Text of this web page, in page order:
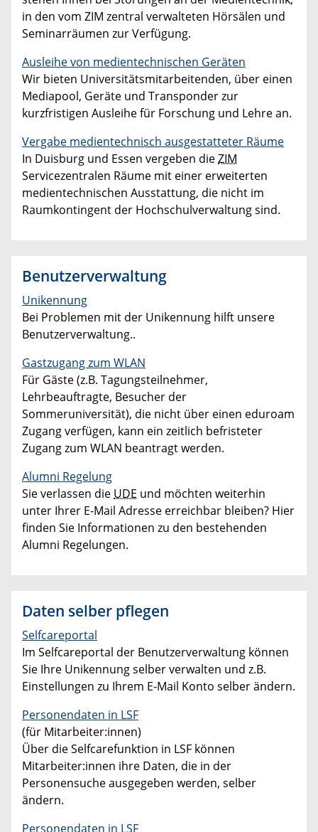
in den vom ZIM zentral verwalteten Hörsälen und
Seminarräumen zur Verfügung.
Ausleihe von medientechnischen Geräten
Wir bieten Universitätsmitarbeitenden, über einen
Mediapool, Geräte und Transponder zur
kurzfristigen Ausleihe für Forschung und Lehre an.
Vergabe medientechnisch ausgestatteter Räume
In Duisburg und Essen vergeben dieZIM
Servicezentralen Räume mit einer erweiterten
medientechnischen Ausstattung, die nicht im
Raumkontingent der Hochschulverwaltung sind.
Benutzerverwaltung
Unikennung
Bei Problemen mit der Unikennung hilft unsere
Benutzerverwaltung..
Gastzugang zum WLAN
Für Gäste (z.B. Tagungsteilnehmer,
Lehrbeauftragte, Besucher der
Sommeruniversität), die nicht über einen eduroam
Zugang verfügen, kann ein zeitlich befristeter
Zugang zum WLAN beantragt werden.
Alumni Regelung
Sie verlassen die UDE und möchten weiterhin
unter Ihrer E-Mail Adresse erreichbar bleiben? Hier
finden Sie Informationen zu den bestehenden
Alumni Regelungen.
Daten selber pflegen
Selfcareportal
Im Selfcareportal der Benutzerverwaltung können
Sie Ihre Unikennung selber verwalten und z.B.
Einstellungen zu Ihrem E-Mail Konto selber ändern.
Personendaten in LSF
(für Mitarbeiter:innen)
Über die Selfcarefunktion in LSF können
Mitarbeiter:innen ihre Daten, die in der
Personensuche ausgegeben werden, selber
ändern.
Personendaten in LSF